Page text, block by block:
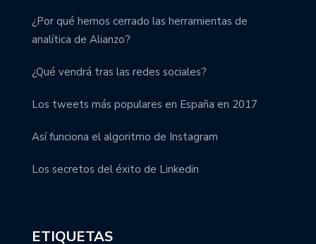
¿Por qué hemos cerrado las herramientas de
analítica de Alianzo?
¿Qué vendrá tras las redes sociales?
Los tweets más populares en España en 2017
Así funciona el algoritmo de Instagram
Los secretos del éxito de Linkedin
ETIQUETAS